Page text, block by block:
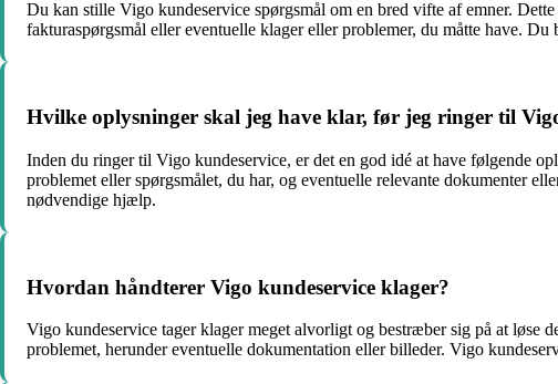
Du kan stille Vigo kundeservice spørgsmål om en bred vifte af emner.
fakturaspørgsmål eller eventuelle klager eller problemer, du måtte have.
Hvilke oplysninger skal jeg have klar, før jeg ringer til
Inden du ringer til Vigo kundeservice, er det en god idé at have følgende
problemet eller spørgsmålet, du har, og eventuelle relevante dokumenter
nødvendige hjælp.
Hvordan håndterer Vigo kundeservice klager?
Vigo kundeservice tager klager meget alvorligt og bestræber sig på at løse
problemet, herunder eventuelle dokumentation eller billeder. Vigo